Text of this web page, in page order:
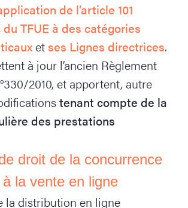
de l’article 101
TFUE à des catégories
etses Lignes directrices.
à jour l’ancien Règlement
2010, et apportent, autre
tenant compte de la
des prestations
droit de la concurrence
la vente en ligne
la distribution en ligne